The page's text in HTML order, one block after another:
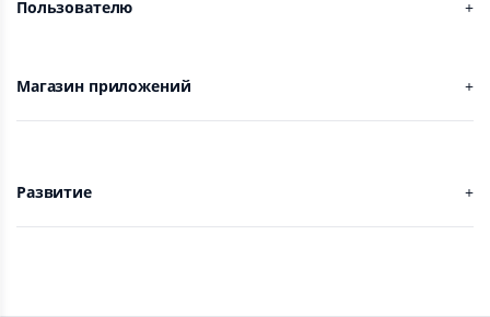
Пользователю
Магазин приложений
Развитие